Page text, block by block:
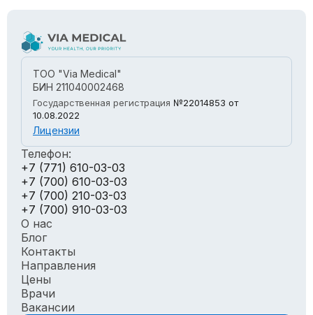
ТОО "Via Medical"
БИН 211040002468
Государственная регистрация №22014853 от
10.08.2022
Лицензии
Телефон:
+7 (771) 610-03-03
+7 (700) 610-03-03
+7 (700) 210-03-03
+7 (700) 910-03-03
О нас
Блог
Контакты
Направления
Цены
Врачи
Вакансии